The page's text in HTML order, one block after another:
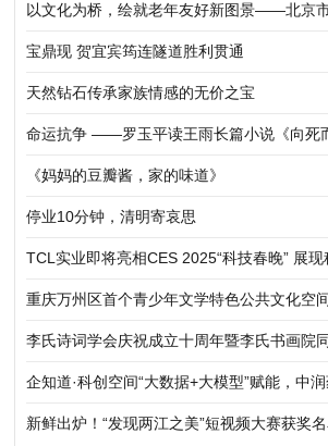
以文化为桥，绘就老年友好新图景——北京
事大赛暨梨园镇 “敬老月” 活动温情启幕
宝鼎现 贺宜宾筠连隧道胜利贯通
天然钻石传承家族情感的无价之宝
命运抗争 ——罗玉平读王雨长篇小说《向死
《妈妈的豆瓣酱，家的味道》
停业10分钟，清明寄哀思
TCL实业即将亮相CES 2025“科技春晚” 展
重庆万州区首个青少年文学特色公共文化空
李氏诗词学会庆祝成立十周年暨李氏书画院
企知道·科创空间“大数据+大模型”赋能，中
集群
新鲜出炉！“发现两江之美”短视频大赛获奖